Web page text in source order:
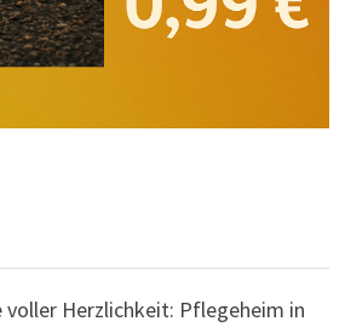
voller Herzlichkeit: Pflegeheim in